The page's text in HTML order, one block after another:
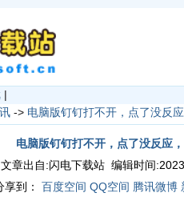
|
-> 电脑版钉钉打不开，点了没反
电脑版钉钉打不开，点了没反应
文章出自:闪电下载站 编辑时间
享到：
百度空间 QQ空间 腾讯微博